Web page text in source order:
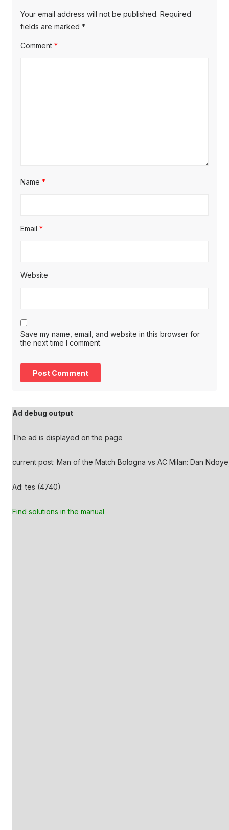
Your email address will not be published. Required
fields are marked *
Comment *
Name *
Email *
Website
Save my name, email, and website in this browser for
the next time I comment.
Ad debug output
The ad is displayed on the page
current post: Man of the Match Bologna vs AC Milan: Dan
Ad: tes (4740)
Find solutions in the manual